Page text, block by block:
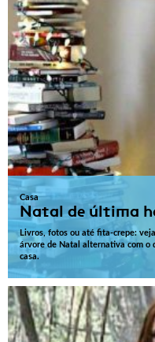
Casa
Natal de última
Livros, fotos ou até fita-crepe:
árvore de Natal alternativa com o
casa.